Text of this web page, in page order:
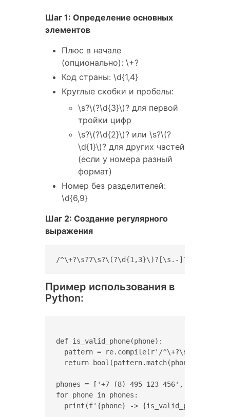
Шаг 1: Определение основных
элементов
Плюс в начале
(опционально): \+?
Код страны: \d{1,4}
Круглые скобки и пробелы:
\s?\(?\d{3}\)? для первой
тройки цифр
\s?\(?\d{2}\)? или \s?\(?
\d{1}\)? для других частей
(если у номера разный
формат)
Номер без разделителей:
\d{6,9}
Шаг 2: Создание регулярного
выражения
/^\+?\s?7\s?\(?\d{1,3}\)?[\s.-
Пример использования в
Python:
def is_valid_phone(phone):
pattern = re.compile(r'/
  return bool(pattern.match(phone))
phones = ['+7 (8) 495 123 456', '8 (495)
for phone in phones:
print(f'{phone} ->